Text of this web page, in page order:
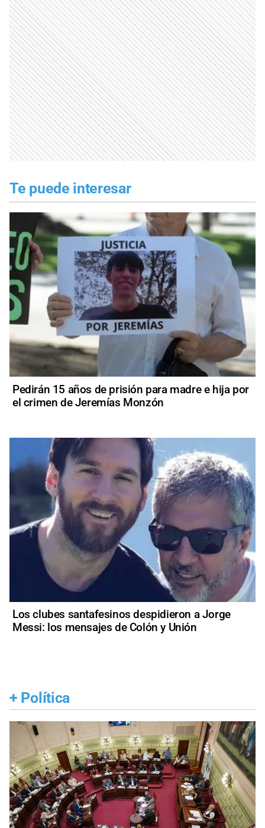
Te puede interesar
Pedirán 15 años de prisión para madre e hija por
el crimen de Jeremías Monzón
Los clubes santafesinos despidieron a Jorge
Messi: los mensajes de Colón y Unión
+ Política